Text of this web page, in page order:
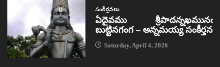
సంకీర్తనలు
ఏదైవము శ్రీపాదన్నఖమునఁ
బుట్టినగంగ – అన్నమయ్య సంకీర్తన
Saturday, April 4, 2026